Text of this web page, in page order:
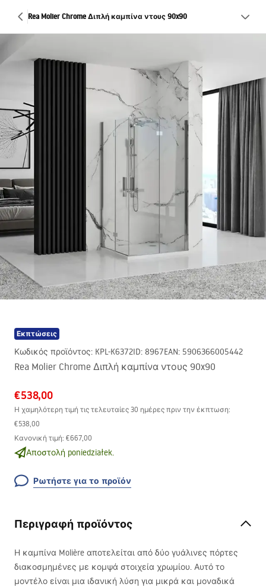
Rea Molier Chrome Διπλή καμπίνα ντους 90x90
Εκπτώσεις
Κωδικός προϊόντος: KPL-K6372ID: 8967EAN: 5906366005442
Rea Molier Chrome Διπλή καμπίνα ντους 90x90
€538,00
Η χαμηλότερη τιμή τις τελευταίες 30 ημέρες πριν την έκπτωση:
€538,00
Κανονική τιμή: €667,00
Αποστολή poniedziałek.
Ρωτήστε για το προϊόν
Περιγραφή προϊόντος
Η καμπίνα Molière αποτελείται από δύο γυάλινες πόρτες
διακοσμημένες με κομψά στοιχεία χρωμίου. Αυτό το
μοντέλο είναι μια ιδανική λύση για μικρά και μοναδικά